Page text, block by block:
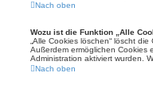
Nach oben
Wozu ist die Funktion „Alle
„Alle Cookies löschen“ löscht
Außerdem ermöglichen Cookies
Administration aktiviert wurden.
Nach oben